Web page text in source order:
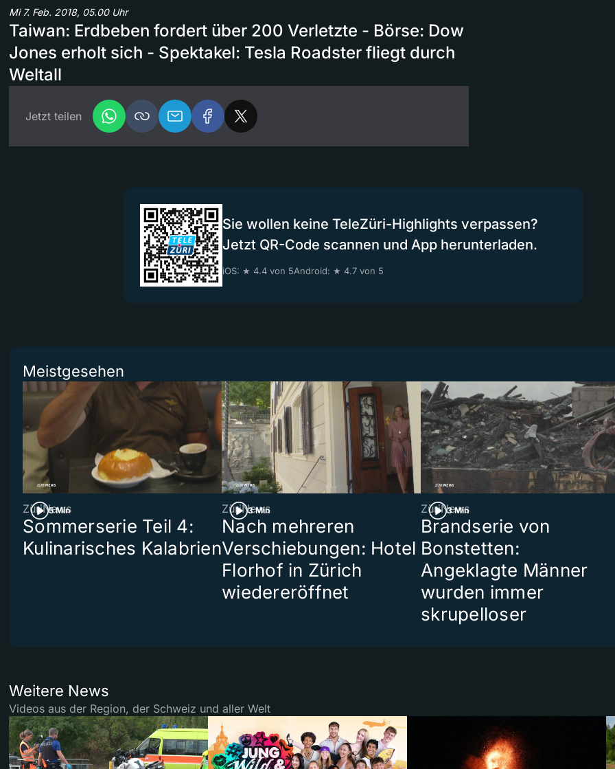
Mi 7. Feb. 2018, 05.00 Uhr
Taiwan: Erdbeben fordert über 200 Verletzte - Börse: Dow
Jones erholt sich - Spektakel: Tesla Roadster fliegt durch
Weltall
Jetzt teilen
Sie wollen keine TeleZüri-Highlights verpassen?
Jetzt QR-Code scannen und App herunterladen.
iOS: ★ 4.4 von 5Android: ★ 4.7 von 5
Meistgesehen
5 Min
ZüriNews
Sommerserie Teil 4:
Kulinarisches Kalabrien
3 Min
ZüriNews
Nach mehreren
Verschiebungen: Hotel
Florhof in Zürich
wiedereröffnet
3 Min
ZüriNews
Brandserie von
Bonstetten:
Angeklagte Männer
wurden immer
skrupelloser
Weitere News
Videos aus der Region, der Schweiz und aller Welt